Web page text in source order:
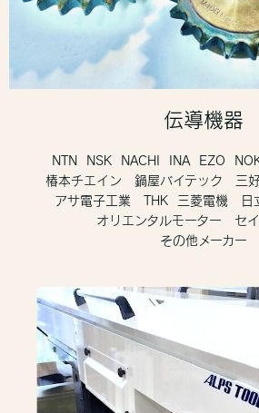
伝導機器
NTN NSK NACHI INA EZO
椿本チエイン 鍋屋バイテック 三
アサ電子工業 THK 三菱電機 日
オリエンタルモーター セ
その他メーカー